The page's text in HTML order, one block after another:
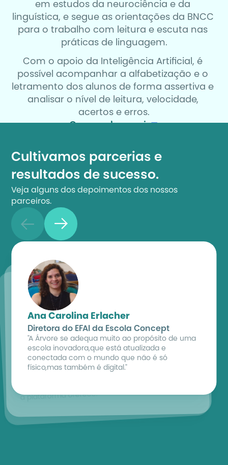
em estudos da neurociência e da
linguística, e segue as orientações da BNCC
para o trabalho com leitura e escuta nas
práticas de linguagem.
Com o apoio da Inteligência Artificial, é
possível acompanhar a alfabetização e o
letramento dos alunos de forma assertiva e
analisar o nível de leitura, velocidade,
acertos e erros.
Quero saber mais
Cultivamos parcerias e
resultados de sucesso.
Veja alguns dos depoimentos dos nossos
parceiros.
Simone Araújo
Gestora do Colégio Salesiano Santa Rosa
"Por meio da Árvore a gente consegue
acompanhar os alunos e também as famílias
a plataforma oferece."
Haroldo Costa
Diretor do Colégio Santa Maria Minas
"Uma parceria como a Árvore, com certeza, nos
auxilia na preparação deste estudante para
Ana Carolina Erlacher
Diretora do EFAI da Escola Concept
"A Árvore se adequa muito ao propósito de uma
escola inovadora,que está atualizada e
conectada com o mundo que não é só
físico,mas também é digital."